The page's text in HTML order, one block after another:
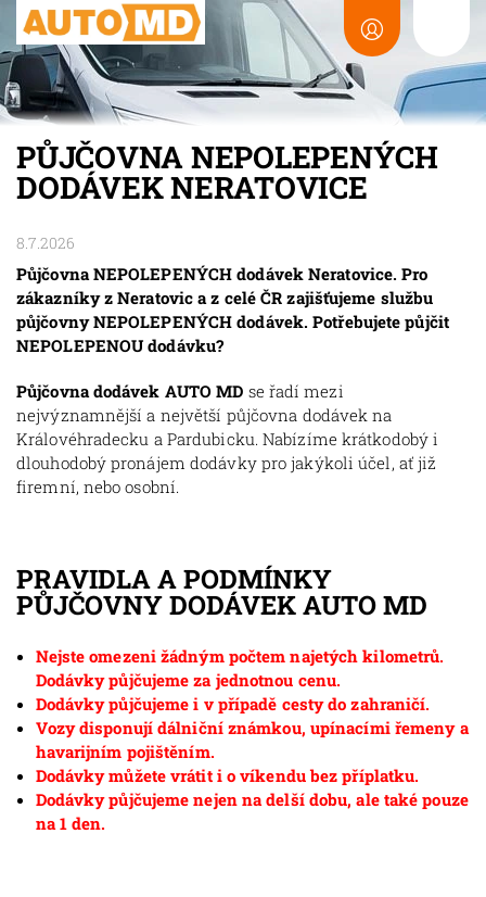
PŮJČOVNA NEPOLEPENÝCH
DODÁVEK NERATOVICE
8.7.2026
Půjčovna NEPOLEPENÝCH dodávek Neratovice. Pro
zákazníky z Neratovic a z celé ČR zajišťujeme službu
půjčovny NEPOLEPENÝCH dodávek. Potřebujete půjčit
NEPOLEPENOU dodávku?
Půjčovna dodávek AUTO MD se řadí mezi
nejvýznamnější a největší půjčovna dodávek na
Královéhradecku a Pardubicku. Nabízíme krátkodobý i
dlouhodobý pronájem dodávky pro jakýkoli účel, ať již
firemní, nebo osobní.
PRAVIDLA A PODMÍNKY
PŮJČOVNY DODÁVEK AUTO MD
Nejste omezeni žádným počtem najetých kilometrů.
Dodávky půjčujeme za jednotnou cenu.
Dodávky půjčujeme i v případě cesty do zahraničí.
Vozy disponují dálniční známkou, upínacími řemeny a
havarijním pojištěním.
Dodávky můžete vrátit i o víkendu bez příplatku.
Dodávky půjčujeme nejen na delší dobu, ale také pouze
na 1 den.